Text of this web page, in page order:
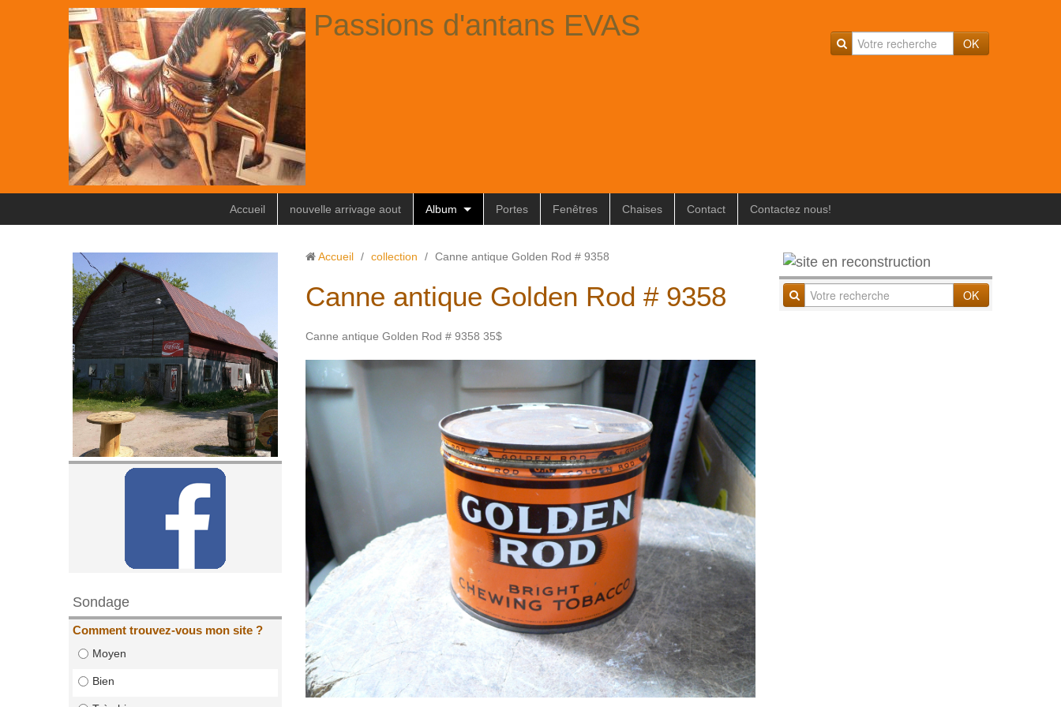
OK
Passions d'antans EVAS
Accueil nouvelle arrivage aout Album Portes Fenêtres Chaises Contact Contactez nous!
Sondage
Comment trouvez-vous mon site ?
Moyen
Bien
Accueil / collection / Canne antique Golden Rod # 9358
Canne antique Golden Rod # 9358
Canne antique Golden Rod # 9358 35$
OK